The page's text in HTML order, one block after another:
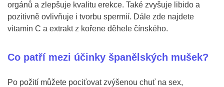
orgánů a zlepšuje kvalitu erekce. Také zvyšuje libido a
pozitivně ovlivňuje i tvorbu spermií. Dále zde najdete
vitamin C a extrakt z kořene děhele čínského.
Co patří mezi účinky španělských mušek?
Po požití můžete pociťovat zvýšenou chuť na sex,